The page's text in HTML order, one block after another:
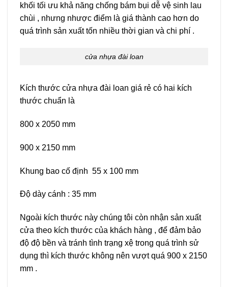
khối tối ưu khả năng chống bám bụi dễ vệ sinh lau
chùi , nhưng nhược điểm là giá thành cao hơn do
quá trình sản xuất tốn nhiều thời gian và chi phí .
cửa nhựa đài loan
Kích thước cửa nhựa đài loan giá rẻ có hai kích
thước chuẩn là
800 x 2050 mm
900 x 2150 mm
Khung bao cố định 55 x 100 mm
Độ dày cánh : 35 mm
Ngoài kích thước này chúng tôi còn nhận sản xuất
cửa theo kích thước của khách hàng , để đảm bảo
độ độ bền và tránh tình trạng xệ trong quá trình sử
dụng thì kích thước không nên vượt quá 900 x 2150
mm .